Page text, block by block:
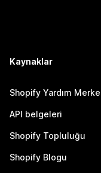
Kaynaklar
Shopify Yardım
API belgeleri
Shopify Topluluğu
Shopify Blogu